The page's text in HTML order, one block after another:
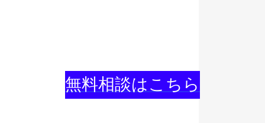
無料相談はこちら